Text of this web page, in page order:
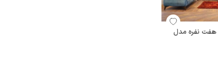
نفره مدل